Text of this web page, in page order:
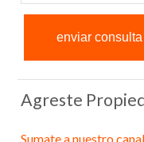
Agreste
Sumate a nuestro